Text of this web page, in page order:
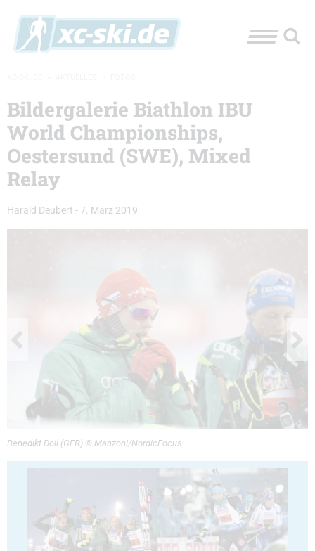
Bildergalerie Biathlon IBU
World Championships,
Oestersund (SWE), Mixed
Relay
Harald Deubert - 7. März 2019
Benedikt Doll (GER) © Manzoni/NordicFocus